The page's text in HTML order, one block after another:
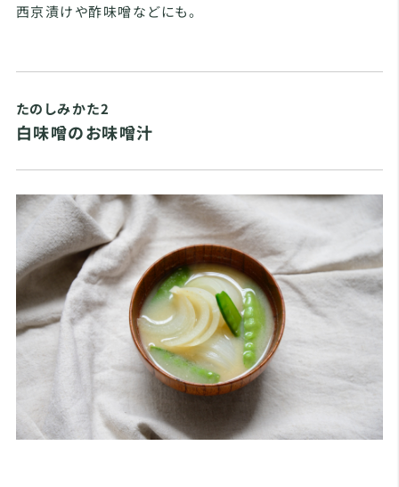
西京漬けや酢味噌などにも。
たのしみかた2
白味噌のお味噌汁